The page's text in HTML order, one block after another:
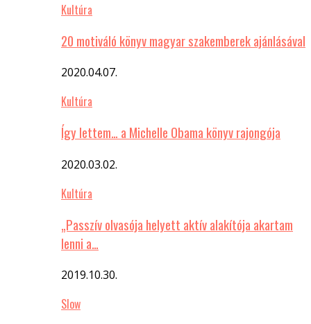
Kultúra
20 motiváló könyv magyar szakemberek ajánlásával
2020.04.07.
Kultúra
Így lettem… a Michelle Obama könyv rajongója
2020.03.02.
Kultúra
„Passzív olvasója helyett aktív alakítója akartam
lenni a…
2019.10.30.
Slow